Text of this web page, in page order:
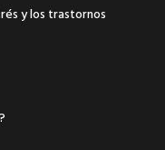
y los trastornos